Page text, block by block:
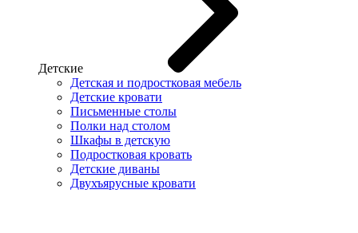
Детские
Детская и подростковая мебель
Детские кровати
Письменные столы
Полки над столом
Шкафы в детскую
Подростковая кровать
Детские диваны
Двухъярусные кровати